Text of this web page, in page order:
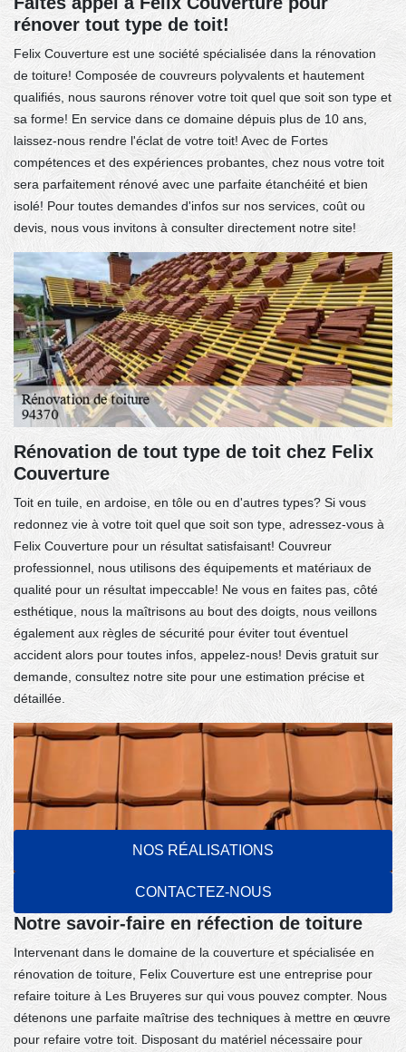
NOS RÉALISATIONS
CONTACTEZ-NOUS
rénover tout type de toit!
Felix Couverture est une société spécialisée dans la rénovation
de toiture! Composée de couvreurs polyvalents et hautement
qualifiés, nous saurons rénover votre toit quel que soit son type et
sa forme! En service dans ce domaine dépuis plus de 10 ans,
laissez-nous rendre l'éclat de votre toit! Avec de Fortes
compétences et des expériences probantes, chez nous votre toit
sera parfaitement rénové avec une parfaite étanchéité et bien
isolé! Pour toutes demandes d'infos sur nos services, coût ou
devis, nous vous invitons à consulter directement notre site!
Rénovation de tout type de toit chez Felix
Couverture
Toit en tuile, en ardoise, en tôle ou en d'autres types? Si vous
redonnez vie à votre toit quel que soit son type, adressez-vous à
Felix Couverture pour un résultat satisfaisant! Couvreur
professionnel, nous utilisons des équipements et matériaux de
qualité pour un résultat impeccable! Ne vous en faites pas, côté
esthétique, nous la maîtrisons au bout des doigts, nous veillons
également aux règles de sécurité pour éviter tout éventuel
accident alors pour toutes infos, appelez-nous! Devis gratuit sur
demande, consultez notre site pour une estimation précise et
détaillée.
Notre savoir-faire en réfection de toiture
Intervenant dans le domaine de la couverture et spécialisée en
rénovation de toiture, Felix Couverture est une entreprise pour
refaire toiture à Les Bruyeres sur qui vous pouvez compter. Nous
détenons une parfaite maîtrise des techniques à mettre en œuvre
pour refaire votre toit. Disposant du matériel nécessaire pour